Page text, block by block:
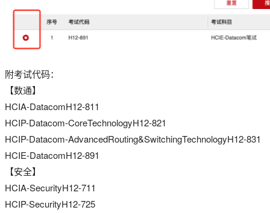
附考试代码：
【数通】
HCIA-DatacomH12-811
HCIP-Datacom-CoreTechnologyH12-821
HCIP-Datacom-AdvancedRouting&SwitchingTechnologyH12-831
HCIE-DatacomH12-891
【安全】
HCIA-SecurityH12-711
HCIP-SecurityH12-725